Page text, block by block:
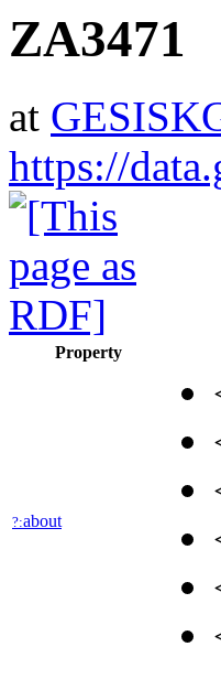
ZA3471
at
https://
Property
?:about